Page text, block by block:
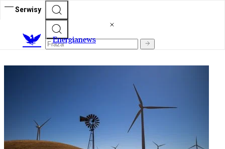
Serwisy
Energianews